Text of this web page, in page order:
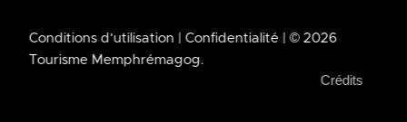
Conditions d’utilisation | Confidentialité | © 2026
Tourisme Memphrémagog.
Crédits